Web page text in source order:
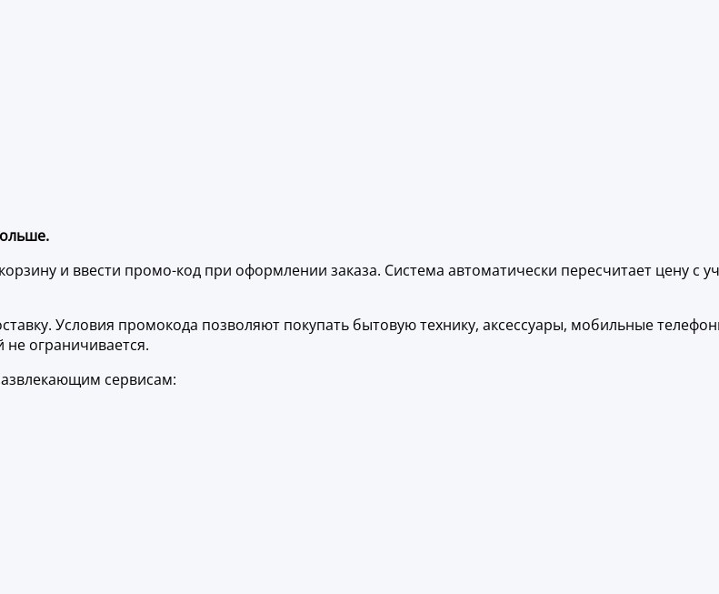
и ввести промо-код при оформлении заказа. Система автоматически пересчитает цену с
Условия промокода позволяют покупать бытовую технику, аксессуары, мобильные
ограничивается.
сервисам: